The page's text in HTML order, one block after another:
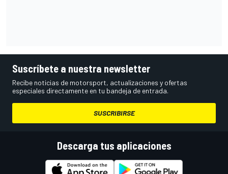
Suscríbete a nuestra newsletter
Recibe noticias de motorsport, actualizaciones y ofertas
especiales directamente en tu bandeja de entrada.
SUSCRIBIRSE
Descarga tus aplicaciones